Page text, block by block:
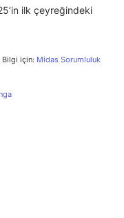
ilk çeyreğindeki
Bilgi için: Midas Sorumluluk